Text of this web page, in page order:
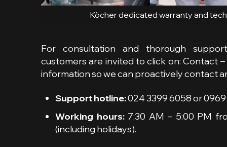
Köcher dedicated warranty and
For consultation and thorough
customers are invited to click on:Contact
information so we can proactively contact
Support hotline:024 3399 6058 or
Working hours:7:30 AM – 5:00 PM
(including holidays).